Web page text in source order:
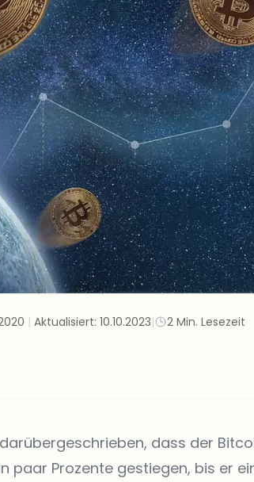
| Aktualisiert: 10.10.2023| 2 Min. Lesezeit
dass der
paar Prozente gestiegen, bis er